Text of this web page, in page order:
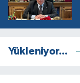
Yükleniyor...